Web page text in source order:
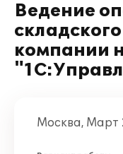
Ведение
компании
Москва, Март